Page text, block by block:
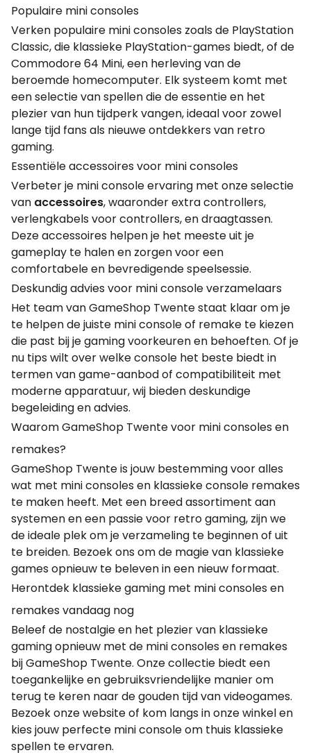
Populaire mini consoles
Verken populaire mini consoles zoals de PlayStation
Classic, die klassieke PlayStation-games biedt, of de
Commodore 64 Mini, een herleving van de
beroemde homecomputer. Elk systeem komt met
een selectie van spellen die de essentie en het
plezier van hun tijdperk vangen, ideaal voor zowel
lange tijd fans als nieuwe ontdekkers van retro
gaming.
Essentiële accessoires voor mini consoles
Verbeter je mini console ervaring met onze selectie
van accessoires, waaronder extra controllers,
verlengkabels voor controllers, en draagtassen.
Deze accessoires helpen je het meeste uit je
gameplay te halen en zorgen voor een
comfortabele en bevredigende speelsessie.
Deskundig advies voor mini console verzamelaars
Het team van GameShop Twente staat klaar om je
te helpen de juiste mini console of remake te kiezen
die past bij je gaming voorkeuren en behoeften. Of je
nu tips wilt over welke console het beste biedt in
termen van game-aanbod of compatibiliteit met
moderne apparatuur, wij bieden deskundige
begeleiding en advies.
Waarom GameShop Twente voor mini consoles en
remakes?
GameShop Twente is jouw bestemming voor alles
wat met mini consoles en klassieke console remakes
te maken heeft. Met een breed assortiment aan
systemen en een passie voor retro gaming, zijn we
de ideale plek om je verzameling te beginnen of uit
te breiden. Bezoek ons om de magie van klassieke
games opnieuw te beleven in een nieuw formaat.
Herontdek klassieke gaming met mini consoles en
remakes vandaag nog
Beleef de nostalgie en het plezier van klassieke
gaming opnieuw met de mini consoles en remakes
bij GameShop Twente. Onze collectie biedt een
toegankelijke en gebruiksvriendelijke manier om
terug te keren naar de gouden tijd van videogames.
Bezoek onze website of kom langs in onze winkel en
kies jouw perfecte mini console om thuis klassieke
spellen te ervaren.